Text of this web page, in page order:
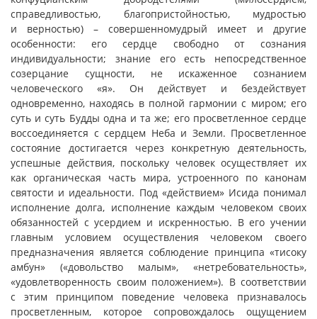
справедливостью, благопристойностью, мудростью
и верностью) – совершенномудрый имеет и другие
особенности: его сердце свободно от сознания
индивидуальности; знание его есть непосредственное
созерцание сущности, не искаженное сознанием
человеческого «я». Он действует и бездействует
одновременно, находясь в полной гармонии с миром; его
суть и суть Будды одна и та же; его просветленное сердце
воссоединяется с сердцем Неба и Земли. Просветленное
состояние достигается через конкретную деятельность,
успешные действия, поскольку человек осуществляет их
как органическая часть мира, устроенного по канонам
святости и идеальности. Под «действием» Исида понимал
исполнение долга, исполнение каждым человеком своих
обязанностей с усердием и искренностью. В его учении
главным условием осуществления человеком своего
предназначения является соблюдение принципа «тисоку
амбун» («довольство малым», «нетребовательность»,
«удовлетворенность своим положением»). В соответствии
с этим принципом поведение человека признавалось
просветленным, которое сопровождалось ощущением